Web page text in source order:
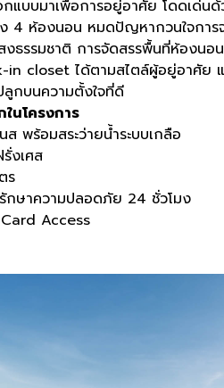
แบบมาเพื่อการอยู่อาศัย โดดเด่น
4 ห้องนอน หมดปัญหากวนใจการ
งธรรมชาติ การจัดสรรพื้นที่ห้องน
in closet ได้ตามสไตล์ผู้อยู่อาศัย
กบนความตั้งใจที่ดี
นโครงการ
พร้อมสระว่ายน้ำระบบเกลือ
งเศส
ร
กษาความปลอดภัย 24 ชั่วโมง
Access